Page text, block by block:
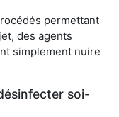
permettant
des agents
simplement nuire
soi-